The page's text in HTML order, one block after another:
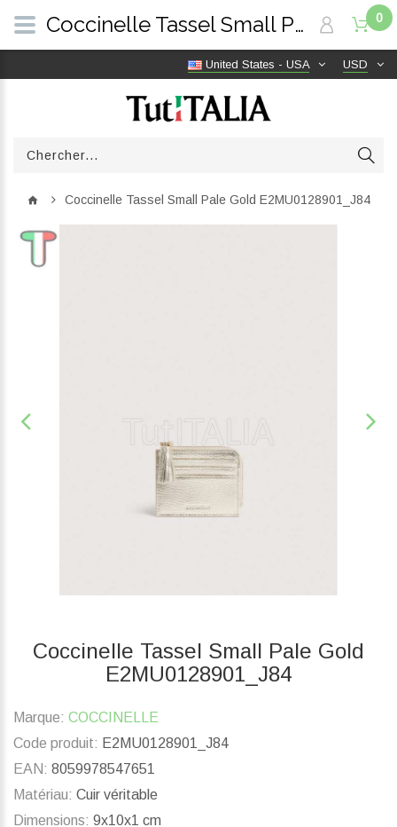
USD
United States - USA
0
Coccinelle Tassel Small Pale Gold E2MU0128901_J84
Coccinelle Tassel Small Pale Gold
E2MU0128901_J84
Marque: COCCINELLE
Code produit: E2MU0128901_J84
EAN: 8059978547651
Matériau: Cuir véritable
Dimensions: 9x10x1 cm
Coccinelle Tassel Small Pale Gold E2MU0128901_J84 | TutITALIA